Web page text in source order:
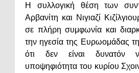
Η συλλογική θέση των
Αρβανίτη και Νιγιαζί
σε πλήρη συμφωνία και
την ηγεσία της Ευρωομάδας
ότι δεν είναι δυνατόν
υποψηφιότητα του κυρίου